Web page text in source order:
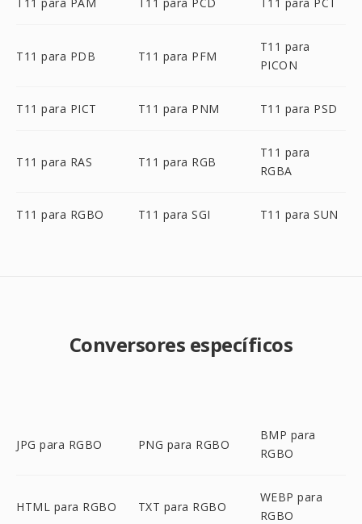
T11 para PDB T11 para PFM
T11 para
PICON
T11 para PICT T11 para PNM T11 para PSD
T11 para RAS T11 para RGB
T11 para
RGBA
T11 para RGBO T11 para SGI T11 para SUN
Conversores específicos
JPG para RGBO PNG para RGBO
BMP para
RGBO
HTML para RGBO TXT para RGBO
WEBP para
RGBO